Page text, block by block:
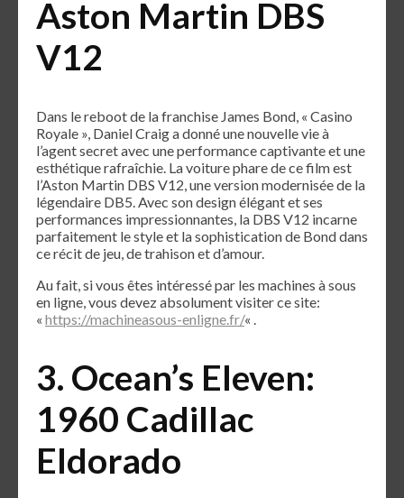
Aston Martin DBS
V12
Dans le reboot de la franchise James Bond, « Casino
Royale », Daniel Craig a donné une nouvelle vie à
l’agent secret avec une performance captivante et une
esthétique rafraîchie. La voiture phare de ce film est
l’Aston Martin DBS V12, une version modernisée de la
légendaire DB5. Avec son design élégant et ses
performances impressionnantes, la DBS V12 incarne
parfaitement le style et la sophistication de Bond dans
ce récit de jeu, de trahison et d’amour.
Au fait, si vous êtes intéressé par les machines à sous
en ligne, vous devez absolument visiter ce site:
« https://machineasous-enligne.fr/« .
3. Ocean’s Eleven:
1960 Cadillac
Eldorado